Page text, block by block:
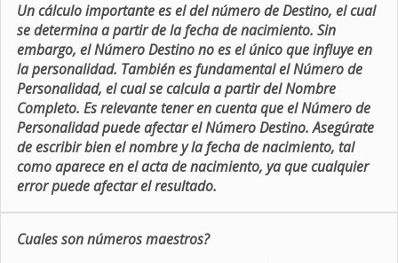
Un cálculo importante es el del número de Destino, el cual
se determina a partir de la fecha de nacimiento. Sin
embargo, el Número Destino no es el único que influye en
la personalidad. También es fundamental el Número de
Personalidad, el cual se calcula a partir del Nombre
Completo. Es relevante tener en cuenta que el Número de
Personalidad puede afectar el Número Destino. Asegúrate
de escribir bien el nombre y la fecha de nacimiento, tal
como aparece en el acta de nacimiento, ya que cualquier
error puede afectar el resultado.
Cuales son números maestros?